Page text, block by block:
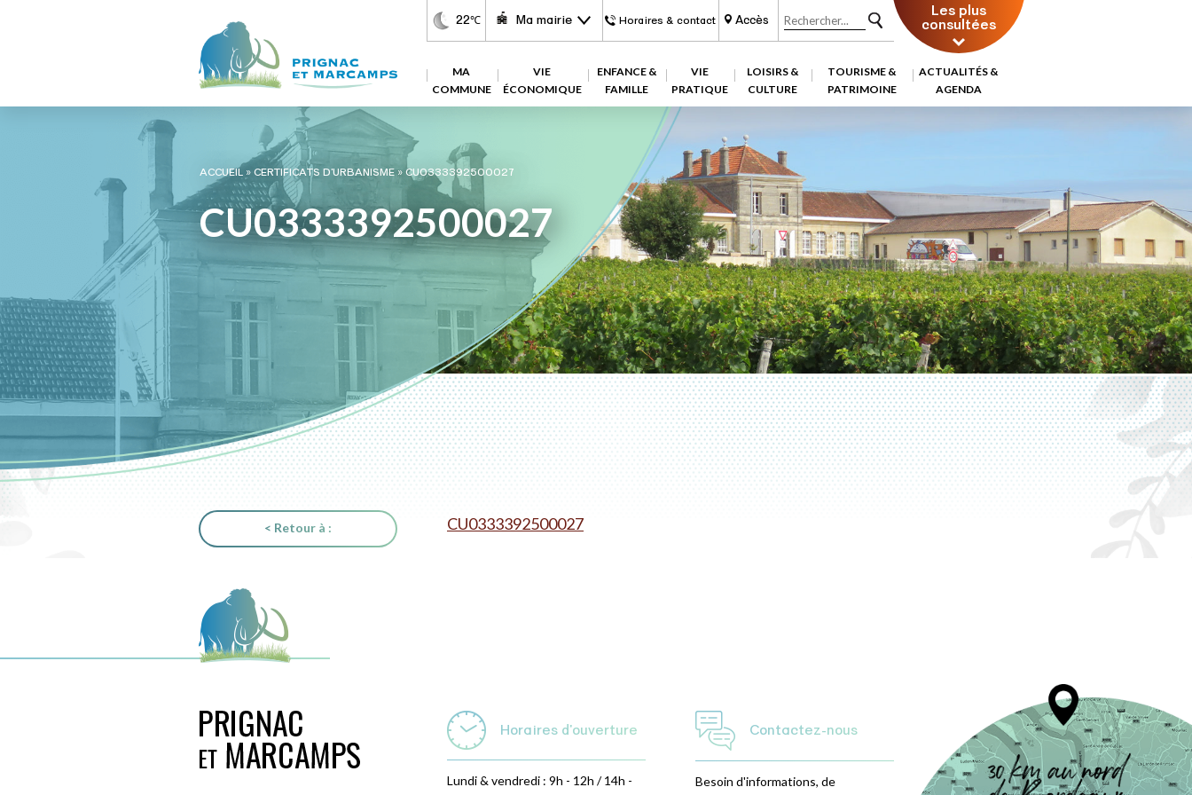
22℃ Ma mairie Horaires & contact Accès Les plus
consultées
MA
COMMUNE
VIE
ÉCONOMIQUE
ENFANCE &
FAMILLE
VIE
PRATIQUE
LOISIRS &
CULTURE
TOURISME &
PATRIMOINE
ACTUALITÉS &
AGENDA
ACCUEIL»CERTIFICATS D’URBANISME»CU0333392500027
CU0333392500027
< Retour à : CU0333392500027
Horaires d'ouverture
Lundi & vendredi : 9h - 12h / 14h -
Contactez-nous
Besoin d'informations, de